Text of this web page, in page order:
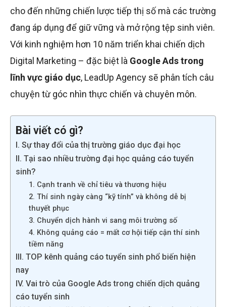
cho đến những chiến lược tiếp thị số mà các trường
đang áp dụng để giữ vững và mở rộng tệp sinh viên.
Với kinh nghiệm hơn 10 năm triển khai chiến dịch
Digital Marketing – đặc biệt là Google Ads trong
lĩnh vực giáo dục, LeadUp Agency sẽ phân tích câu
chuyện từ góc nhìn thực chiến và chuyên môn.
Bài viết có gì?
I. Sự thay đổi của thị trường giáo dục đại học
II. Tại sao nhiều trường đại học quảng cáo tuyển
sinh?
1. Cạnh tranh về chỉ tiêu và thương hiệu
2. Thí sinh ngày càng “kỹ tính” và không dễ bị
thuyết phục
3. Chuyển dịch hành vi sang môi trường số
4. Không quảng cáo = mất cơ hội tiếp cận thí sinh
tiềm năng
III. TOP kênh quảng cáo tuyển sinh phổ biến hiện
nay
IV. Vai trò của Google Ads trong chiến dịch quảng
cáo tuyển sinh